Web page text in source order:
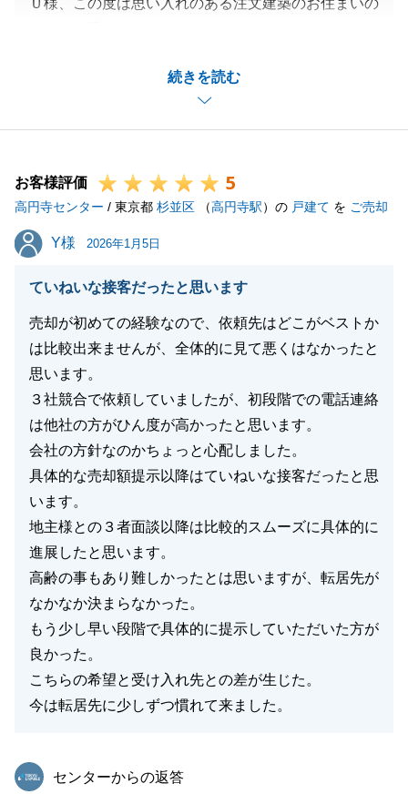
続きを読む
Ｕ様、この度は思い入れのある注文建築のお住まいの
ご売却に向けて、お荷物の整理や写真撮影の協力や、
ご案内が入った際は、その準備と当日のご対応をして
下さり、私も非常に心強く感じました。
気軽にご連絡下さります様、宜しくお願いいたしま
す。
閉じる
お客様評価 5
高円寺センター / 東京都 杉並区 （高円寺駅）の 戸建て を ご売却
Y様
Y様 2026年1月5日
ていねいな接客だったと思います
売却が初めての経験なので、依頼先はどこがベストか
は比較出来ませんが、全体的に見て悪くはなかったと
思います。
３社競合で依頼していましたが、初段階での電話連絡
は他社の方がひん度が高かったと思います。
会社の方針なのかちょっと心配しました。
具体的な売却額提示以降はていねいな接客だったと思
います。
地主様との３者面談以降は比較的スムーズに具体的に
進展したと思います。
高齢の事もあり難しかったとは思いますが、転居先が
なかなか決まらなかった。
もう少し早い段階で具体的に提示していただいた方が
良かった。
こちらの希望と受け入れ先との差が生じた。
今は転居先に少しずつ慣れて来ました。
東急リバブル
センターからの返答